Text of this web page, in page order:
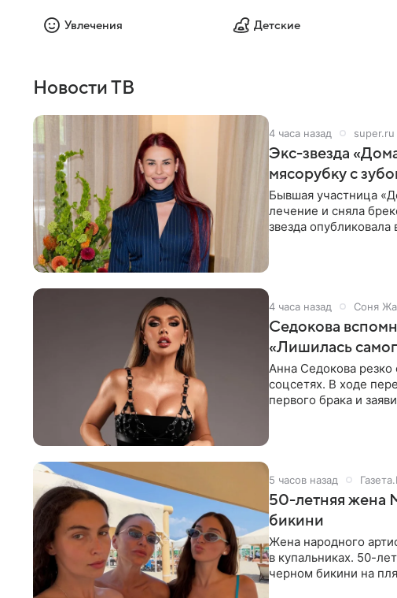
Увлечения Детские
Новости ТВ
4 часа назад super.ru
Экс-звезда
мясорубку с
Бывшая участница
лечение и сняла
звезда опубликовала
4 часа назад Соня
Седокова
«Лишилась
Анна Седокова резко
соцсетях. В ходе
первого брака и
5 часов назад
50-летняя жена
бикини
Жена народного
в купальниках. 50-
черном бикини на